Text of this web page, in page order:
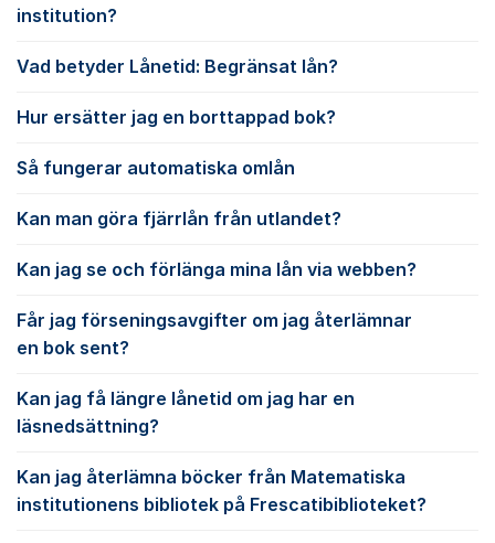
institution?
Vad betyder Lånetid: Begränsat lån?
Hur ersätter jag en borttappad bok?
Så fungerar automatiska omlån
Kan man göra fjärrlån från utlandet?
Kan jag se och förlänga mina lån via webben?
Får jag förseningsavgifter om jag återlämnar
en bok sent?
Kan jag få längre lånetid om jag har en
läsnedsättning?
Kan jag återlämna böcker från Matematiska
institutionens bibliotek på Frescatibiblioteket?